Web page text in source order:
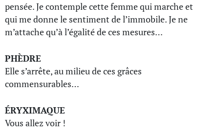
pensée. Je contemple cette femme qui marche et
qui me donne le sentiment de l’immobile. Je ne
m’attache qu’à l’égalité de ces mesures…
PHÈDRE
Elle s’arrête, au milieu de ces grâces
commensurables…
ÉRYXIMAQUE
Vous allez voir !